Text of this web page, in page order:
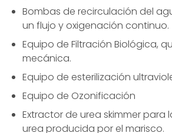
Bombas de recirculación del
un flujo y oxigenación continuo.
Equipo de Filtración Biológica,
mecánica.
Equipo de esterilización
Equipo de Ozonificación
Extractor de urea skimmer para
urea producida por el marisco.